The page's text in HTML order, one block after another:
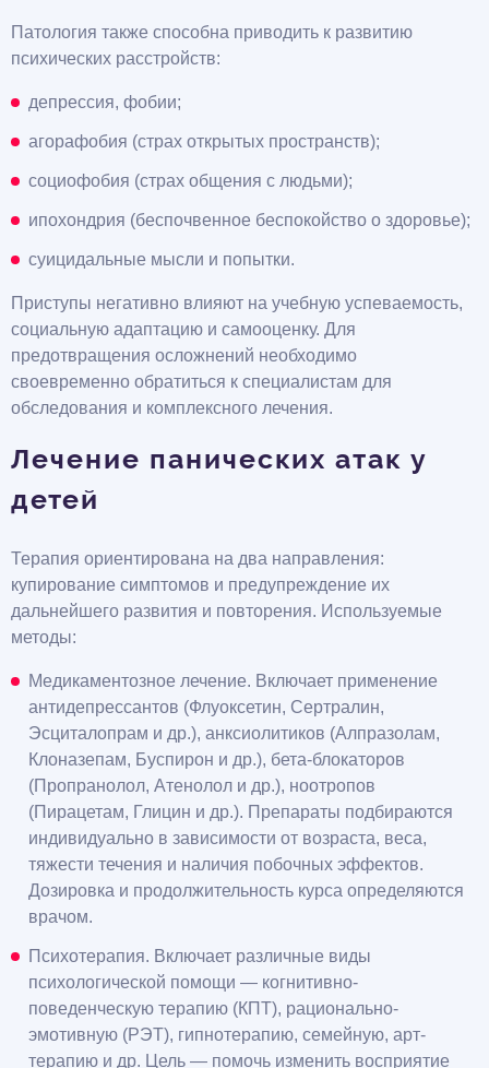
Патология также способна приводить к развитию
психических расстройств:
депрессия, фобии;
агорафобия (страх открытых пространств);
социофобия (страх общения с людьми);
ипохондрия (беспочвенное беспокойство о здоровье);
суицидальные мысли и попытки.
Приступы негативно влияют на учебную успеваемость,
социальную адаптацию и самооценку. Для
предотвращения осложнений необходимо
своевременно обратиться к специалистам для
обследования и комплексного лечения.
Лечение панических атак у
детей
Терапия ориентирована на два направления:
купирование симптомов и предупреждение их
дальнейшего развития и повторения. Используемые
методы:
Медикаментозное лечение. Включает применение
антидепрессантов (Флуоксетин, Сертралин,
Эсциталопрам и др.), анксиолитиков (Алпразолам,
Клоназепам, Буспирон и др.), бета-блокаторов
(Пропранолол, Атенолол и др.), ноотропов
(Пирацетам, Глицин и др.). Препараты подбираются
индивидуально в зависимости от возраста, веса,
тяжести течения и наличия побочных эффектов.
Дозировка и продолжительность курса определяются
врачом.
Психотерапия. Включает различные виды
психологической помощи — когнитивно-
поведенческую терапию (КПТ), рационально-
эмотивную (РЭТ), гипнотерапию, семейную, арт-
терапию и др. Цель — помочь изменить восприятие